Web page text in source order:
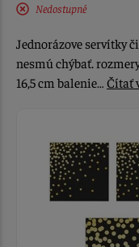
Nedostupné
Jednorázove servítky
nesmú chýbať.
16,5 cm balenie… Čítať